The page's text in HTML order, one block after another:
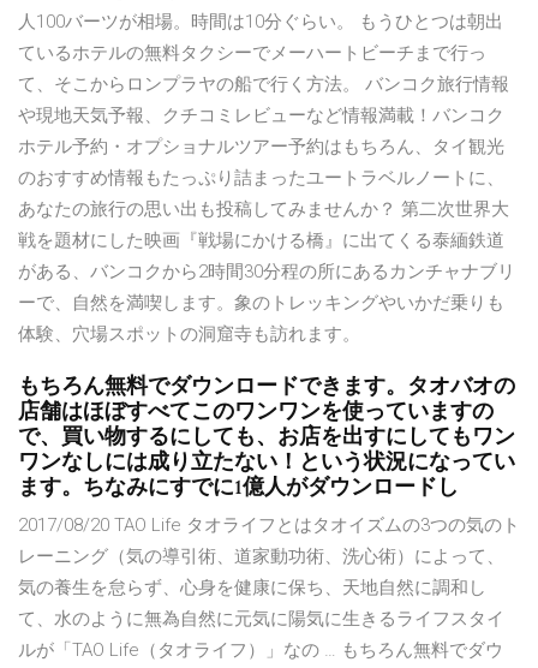
人100バーツが相場。時間は10分ぐらい。 もうひとつは朝出
ているホテルの無料タクシーでメーハートビーチまで行っ
て、そこからロンプラヤの船で行く方法。 バンコク旅行情報
や現地天気予報、クチコミレビューなど情報満載！バンコク
ホテル予約・オプショナルツアー予約はもちろん、タイ観光
のおすすめ情報もたっぷり詰まったユートラベルノートに、
あなたの旅行の思い出も投稿してみませんか？ 第二次世界大
戦を題材にした映画『戦場にかける橋』に出てくる泰緬鉄道
がある、バンコクから2時間30分程の所にあるカンチャナブリ
ーで、自然を満喫します。象のトレッキングやいかだ乗りも
体験、穴場スポットの洞窟寺も訪れます。
もちろん無料でダウンロードできます。タオバオの
店舗はほぼすべてこのワンワンを使っていますの
で、買い物するにしても、お店を出すにしてもワン
ワンなしには成り立たない！という状況になってい
ます。ちなみにすでに1億人がダウンロードし
2017/08/20 TAO Life タオライフとはタオイズムの3つの気のト
レーニング（気の導引術、道家動功術、洗心術）によって、
気の養生を怠らず、心身を健康に保ち、天地自然に調和し
て、水のように無為自然に元気に陽気に生きるライフスタイ
ルが「TAO Life（タオライフ）」なの … もちろん無料でダウ